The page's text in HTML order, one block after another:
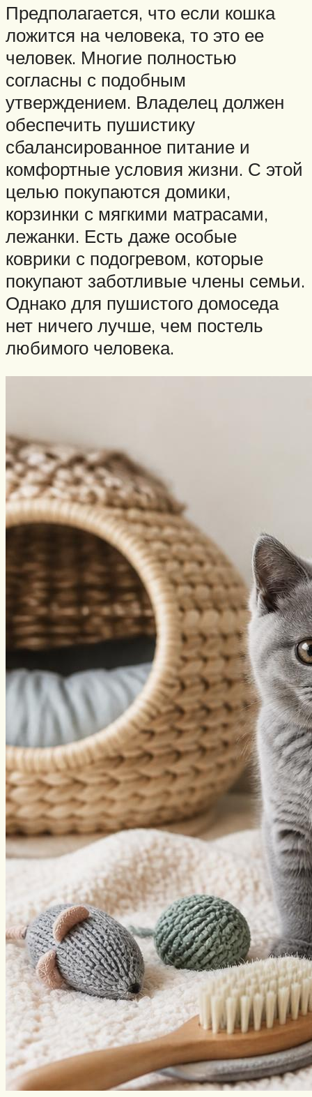
Предполагается, что если кошка
ложится на человека, то это ее
человек. Многие полностью
согласны с подобным
утверждением. Владелец должен
обеспечить пушистику
сбалансированное питание и
комфортные условия жизни. С этой
целью покупаются домики,
корзинки с мягкими матрасами,
лежанки. Есть даже особые
коврики с подогревом, которые
покупают заботливые члены семьи.
Однако для пушистого домоседа
нет ничего лучше, чем постель
любимого человека.